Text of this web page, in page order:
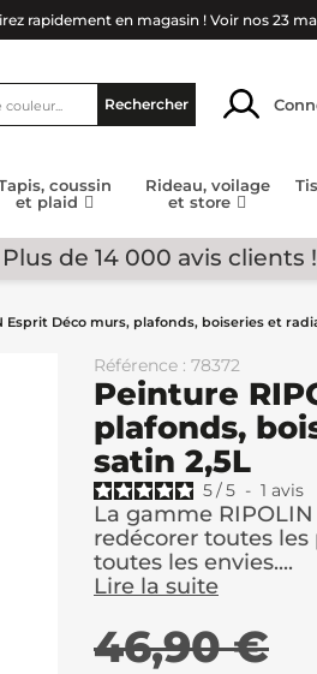
rapidement en magasin ! Voir nos 23
Rechercher
coussin
et plaid
Rideau, voilage
et store
- Plus de 14 000 avis clients !
Esprit Déco murs, plafonds, boiseries et
Référence : 78372
Peinture
plafonds,
satin 2,5L
5/5 - 1 avis
La gamme
redécorer toutes
toutes les envies....
Lire la suite
46,90 €